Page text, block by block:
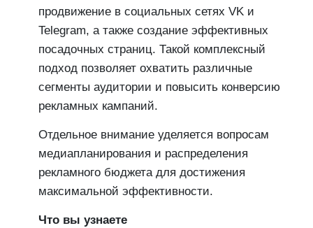
продвижение в социальных сетях VK и
Telegram, а также создание эффективных
посадочных страниц. Такой комплексный
подход позволяет охватить различные
сегменты аудитории и повысить конверсию
рекламных кампаний.
Отдельное внимание уделяется вопросам
медиапланирования и распределения
рекламного бюджета для достижения
максимальной эффективности.
Что вы узнаете